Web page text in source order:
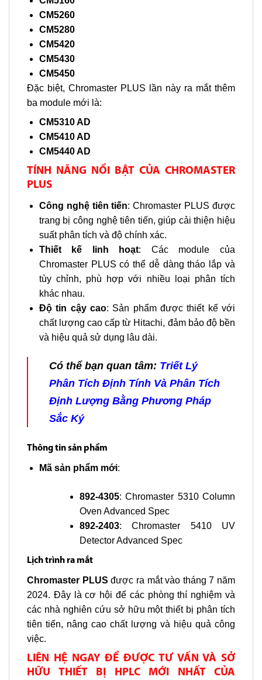
CM5260
CM5280
CM5420
CM5430
CM5450
Đặc biệt, Chromaster PLUS lần này ra mắt thêm
ba module mới là:
CM5310 AD
CM5410 AD
CM5440 AD
TÍNH NĂNG NỔI BẬT CỦA CHROMASTER
PLUS
Công nghệ tiên tiến: Chromaster PLUS được
trang bị công nghệ tiên tiến, giúp cải thiện hiệu
suất phân tích và độ chính xác.
Thiết kế linh hoạt: Các module của
Chromaster PLUS có thể dễ dàng tháo lắp và
tùy chỉnh, phù hợp với nhiều loại phân tích
khác nhau.
Độ tin cậy cao: Sản phẩm được thiết kế với
chất lượng cao cấp từ Hitachi, đảm bảo độ bền
và hiệu quả sử dụng lâu dài.
Có thể bạn quan tâm: Triết Lý
Phân Tích Định Tính Và Phân Tích
Định Lượng Bằng Phương Pháp
Sắc Ký
Thông tin sản phẩm
Mã sản phẩm mới:
892-4305: Chromaster 5310 Column
Oven Advanced Spec
892-2403: Chromaster 5410 UV
Detector Advanced Spec
Lịch trình ra mắt
Chromaster PLUS được ra mắt vào tháng 7 năm
2024. Đây là cơ hội để các phòng thí nghiệm và
các nhà nghiên cứu sở hữu một thiết bị phân tích
tiên tiến, nâng cao chất lượng và hiệu quả công
việc.
LIÊN HỆ NGAY ĐỂ ĐƯỢC TƯ VẤN VÀ SỞ
HỮU THIẾT BỊ HPLC MỚI NHẤT CỦA